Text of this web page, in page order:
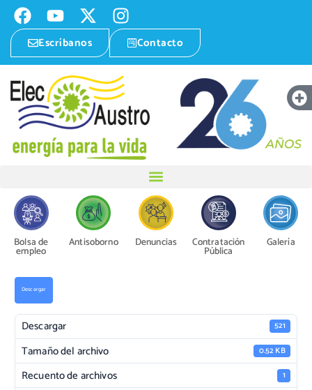
Escríbanos Contacto
Bolsa de
empleo
Antisoborno Denuncias Contratación
Pública
Galería
Descargar
Descargar 521
Tamaño del archivo 0.52 KB
Recuento de archivos 1